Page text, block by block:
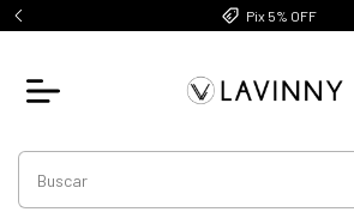
Pix 5% OFF